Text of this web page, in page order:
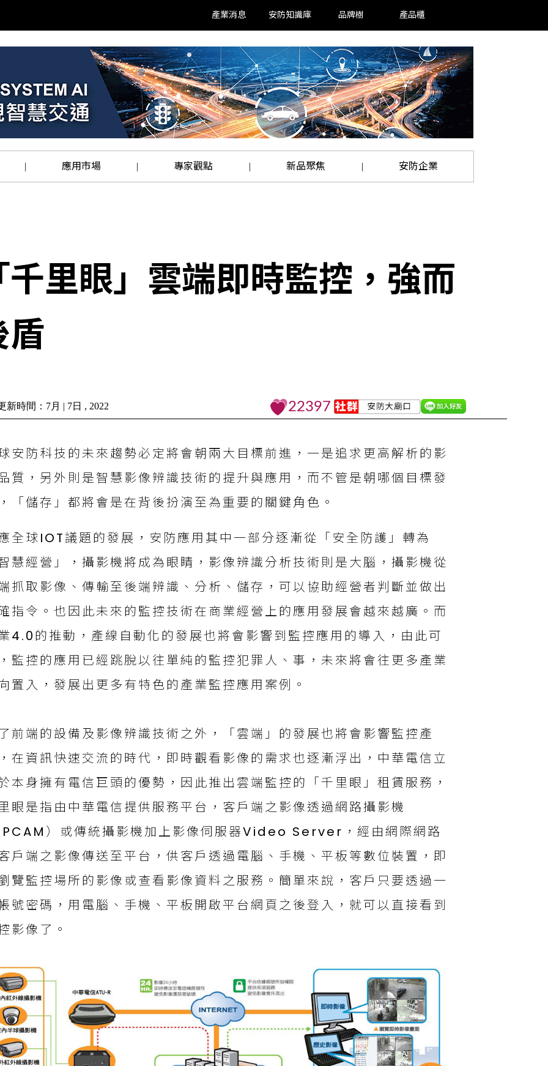
產業消息 安防知識庫 品牌樹 產品櫃
| 應用市場 | 專家觀點 | 新品聚焦 | 安防企業
里眼」雲端即時監控，強而
新時間：7月 | 7日 , 2022 22397
安防科技的未來趨勢必定將會朝兩大目標前進，一是追求更高解析的影
質，另外則是智慧影像辨識技術的提升與應用，而不管是朝哪個目標發
「儲存」都將會是在背後扮演至為重要的關鍵角色。
全球IOT議題的發展，安防應用其中一部分逐漸從「安全防護」轉為
慧經營」，攝影機將成為眼睛，影像辨識分析技術則是大腦，攝影機從
抓取影像、傳輸至後端辨識、分析、儲存，可以協助經營者判斷並做出
指令。也因此未來的監控技術在商業經營上的應用發展會越來越廣。而
4.0的推動，產線自動化的發展也將會影響到監控應用的導入，由此可
監控的應用已經跳脫以往單純的監控犯罪人、事，未來將會往更多產業
置入，發展出更多有特色的產業監控應用案例。
前端的設備及影像辨識技術之外，「雲端」的發展也將會影響監控產
在資訊快速交流的時代，即時觀看影像的需求也逐漸浮出，中華電信立
本身擁有電信巨頭的優勢，因此推出雲端監控的「千里眼」租賃服務，
眼是指由中華電信提供服務平台，客戶端之影像透過網路攝影機
）或傳統攝影機加上影像伺服器Video Server，經由網際網路
戶端之影像傳送至平台，供客戶透過電腦、手機、平板等數位裝置，即
覽監控場所的影像或查看影像資料之服務。簡單來說，客戶只要透過一
號密碼，用電腦、手機、平板開啟平台網頁之後登入，就可以直接看到
影像了。